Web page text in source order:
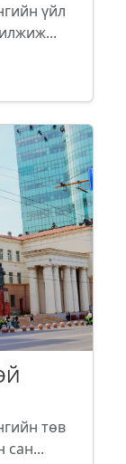
үйл
төв
сан...